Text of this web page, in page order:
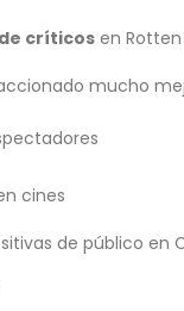
críticos en
mucho
cines
de público en